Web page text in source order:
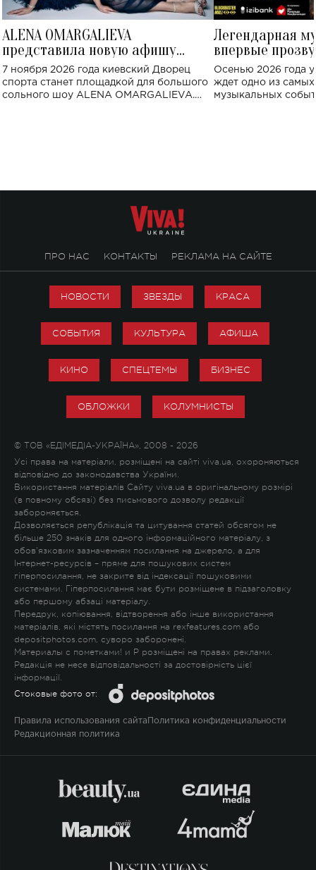
ALENA OMARGALIEVA
представила новую афишу
большого концерта во Дворце
спорта
7 ноября 2026 года киевский Дворец
спорта станет площадкой для большого
сольного шоу ALENA OMARGALIEVA.
Легендарная
впервые
Украине: где
Осенью 2026 года
ждет одно из
музыкальных
ПРО НАС КОНТАКТЫ РЕКЛАМА НА САЙТЕ
НОВОСТИ ЗВЕЗДЫ КРАСА
СОБЫТИЯ КУЛЬТУРА АФИША
КИНО СПЕЦТЕМЫ БИЗНЕС
ОБЛОЖКИ КОЛУМНИСТЫ
© ТОВ «ЕДІМЕДІА-УКРАЇНА», 2008 - 2026
Усі права на матеріали, розміщені на сайті viva.ua, охороняються
відповідно до законодавства України.
Використання матеріалів Сайту viva.ua в оригінальному розмірі
(в повному обсязі) без письмового дозволу редакції
забороняється.
Дозволяється републікація та цитування статей обсягом не
більше 250 знаків для одного інформаційного матеріалу, з
обов'язковим зазначенням посилання на джерело, а для
Інтернет-ресурсів – пряме для пошукових систем
гіперпосилання, не закрите від індексації пошуковими
системами. Гіперпосилання має бути розміщене в підзаголовку
або першому абзаці матеріалу.
Передрук, копіювання, відтворення або інше використання
матеріалів, які містять посилання на rexfeatures.com або
depositphotos.com, суворо заборонені.
Материалы с пометками! и P розміщені на правах реклами.
Редакція не несе відповідальності за достовірність цієї
інформації.
Стоковые фото от:
Правила использования сайта Политика конфиденциальности
Редакционная политика